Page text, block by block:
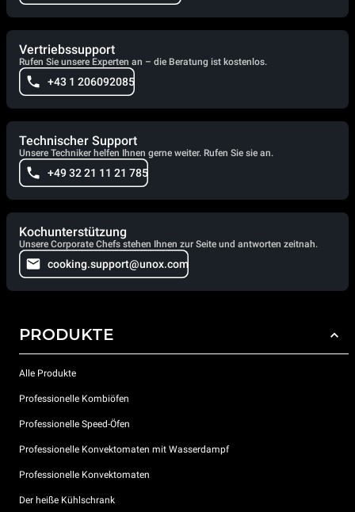
Vertriebssupport
Rufen Sie unsere Experten an – die Beratung ist kostenlos.
+43 1 206092085
Technischer Support
Unsere Techniker helfen Ihnen gerne weiter. Rufen Sie sie an.
+49 32 21 11 21 785
Kochunterstützung
Unsere Corporate Chefs stehen Ihnen zur Seite und antworten zeitnah.
cooking.support@unox.com
PRODUKTE
Alle Produkte
Professionelle Kombiöfen
Professionelle Speed-Öfen
Professionelle Konvektomaten mit Wasserdampf
Professionelle Konvektomaten
Der heiße Kühlschrank